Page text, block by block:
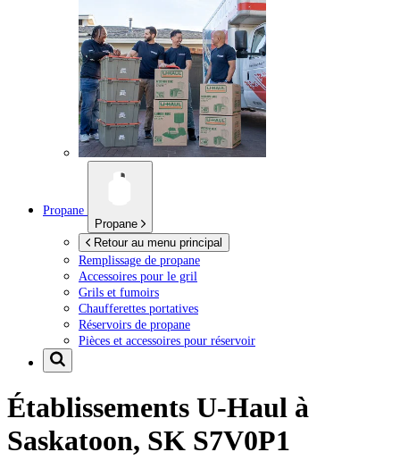
Propane
Propane
Retour au menu principal
Remplissage de propane
Accessoires pour le gril
Grils et fumoirs
Chaufferettes portatives
Réservoirs de propane
Pièces et accessoires pour réservoir
Établissements U-Haul à
Saskatoon, SK S7V0P1